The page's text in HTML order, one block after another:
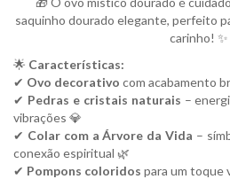
saquinho dourado elegante, perfeito
carinho! ✨
🌟 Características:
✔ Ovo decorativo com acabamento
✔ Pedras e cristais naturais –
vibrações 💎
✔ Colar com a Árvore da Vida –
conexão espiritual 🌿
✔ Pompons coloridos para um toque